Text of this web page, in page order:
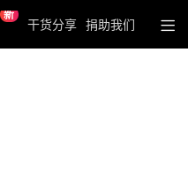
新
干货分享 捐助我们